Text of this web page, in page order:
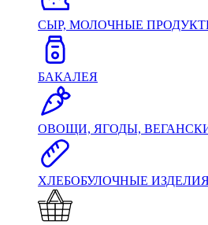
СЫР, МОЛОЧНЫЕ
БАКАЛЕЯ
ОВОЩИ, ЯГОДЫ,
ХЛЕБОБУЛОЧНЫЕ